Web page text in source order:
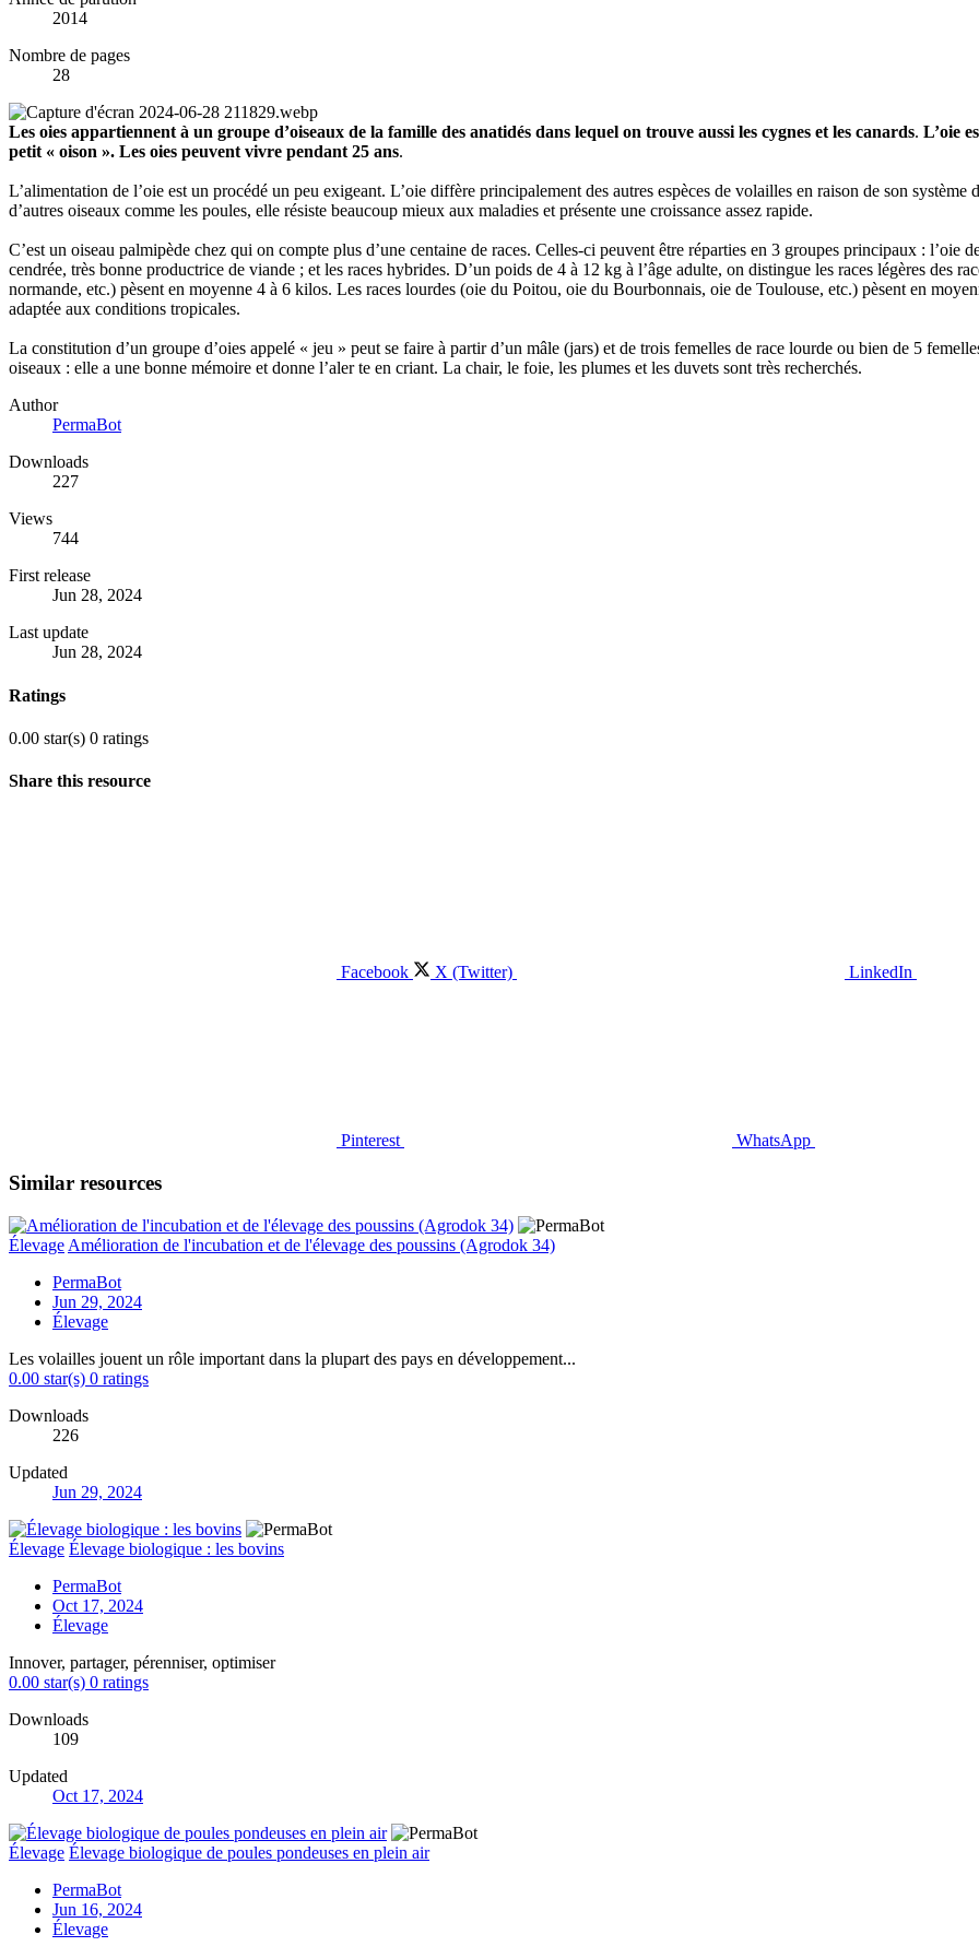
2014
Nombre de pages
28
Les oies appartiennent à un groupe d’oiseaux de la famille des anatidés dans lequel on trouve aussi les cygnes et les canards. L’oie
petit « oison ». Les oies peuvent vivre pendant 25 ans.
L’alimentation de l’oie est un procédé un peu exigeant. L’oie diffère principalement des autres espèces de volailles en raison de son
d’autres oiseaux comme les poules, elle résiste beaucoup mieux aux maladies et présente une croissance assez rapide.
C’est un oiseau palmipède chez qui on compte plus d’une centaine de races. Celles-ci peuvent être réparties en 3 groupes principaux : l’oie
cendrée, très bonne productrice de viande ; et les races hybrides. D’un poids de 4 à 12 kg à l’âge adulte, on distingue les races légères des
normande, etc.) pèsent en moyenne 4 à 6 kilos. Les races lourdes (oie du Poitou, oie du Bourbonnais, oie de Toulouse, etc.) pèsent en
adaptée aux conditions tropicales.
La constitution d’un groupe d’oies appelé « jeu » peut se faire à partir d’un mâle (jars) et de trois femelles de race lourde ou bien de 5
oiseaux : elle a une bonne mémoire et donne l’aler te en criant. La chair, le foie, les plumes et les duvets sont très recherchés.
Author
PermaBot
Downloads
227
Views
744
First release
Jun 28, 2024
Last update
Jun 28, 2024
Ratings
0.00 star(s) 0 ratings
Share this resource
Facebook X (Twitter) LinkedIn
Pinterest WhatsApp
Similar resources
Élevage Amélioration de l'incubation et de l'élevage des poussins (Agrodok 34)
PermaBot
Jun 29, 2024
Élevage
Les volailles jouent un rôle important dans la plupart des pays en développement...
0.00 star(s) 0 ratings
Downloads
226
Updated
Jun 29, 2024
Élevage Élevage biologique : les bovins
PermaBot
Oct 17, 2024
Élevage
Innover, partager, pérenniser, optimiser
0.00 star(s) 0 ratings
Downloads
109
Updated
Oct 17, 2024
Élevage Élevage biologique de poules pondeuses en plein air
PermaBot
Jun 16, 2024
Élevage